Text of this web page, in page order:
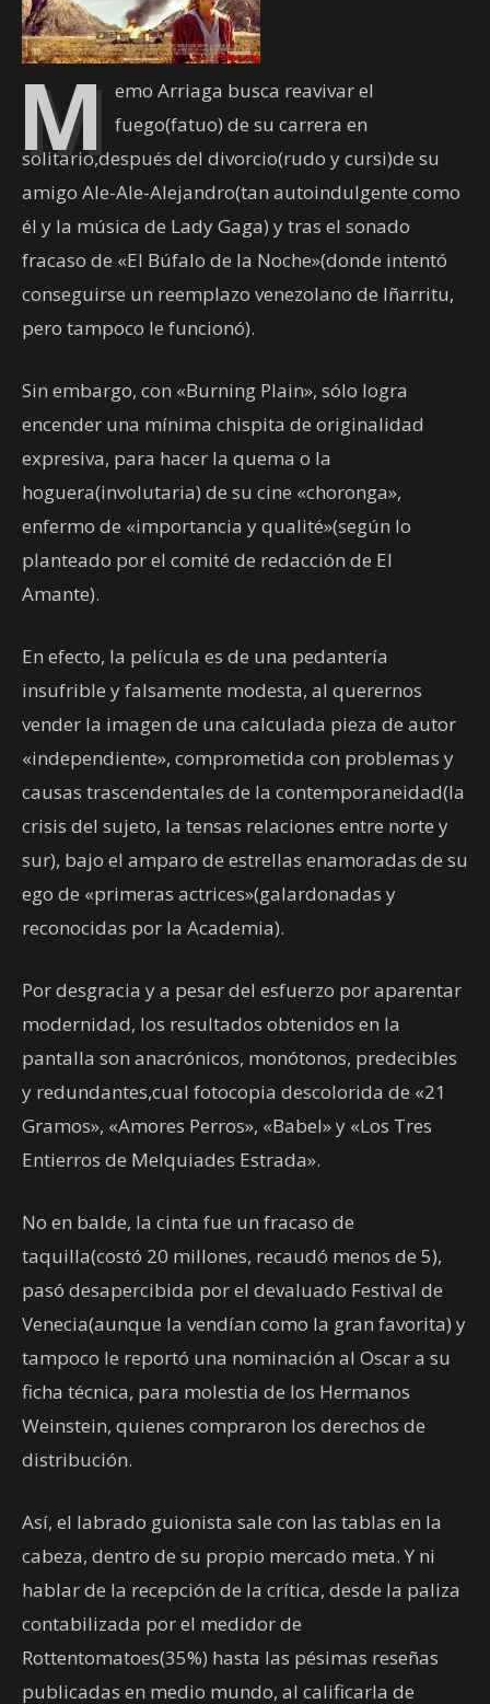
M emo Arriaga busca reavivar el
fuego(fatuo) de su carrera en
solitario,después del divorcio(rudo y cursi)de su
amigo Ale-Ale-Alejandro(tan autoindulgente como
él y la música de Lady Gaga) y tras el sonado
fracaso de «El Búfalo de la Noche»(donde intentó
conseguirse un reemplazo venezolano de Iñarritu,
pero tampoco le funcionó).
Sin embargo, con «Burning Plain», sólo logra
encender una mínima chispita de originalidad
expresiva, para hacer la quema o la
hoguera(involutaria) de su cine «choronga»,
enfermo de «importancia y qualité»(según lo
planteado por el comité de redacción de El
Amante).
En efecto, la película es de una pedantería
insufrible y falsamente modesta, al querernos
vender la imagen de una calculada pieza de autor
«independiente», comprometida con problemas y
causas trascendentales de la contemporaneidad(la
crisis del sujeto, la tensas relaciones entre norte y
sur), bajo el amparo de estrellas enamoradas de su
ego de «primeras actrices»(galardonadas y
reconocidas por la Academia).
Por desgracia y a pesar del esfuerzo por aparentar
modernidad, los resultados obtenidos en la
pantalla son anacrónicos, monótonos, predecibles
y redundantes,cual fotocopia descolorida de «21
Gramos», «Amores Perros», «Babel» y «Los Tres
Entierros de Melquiades Estrada».
No en balde, la cinta fue un fracaso de
taquilla(costó 20 millones, recaudó menos de 5),
pasó desapercibida por el devaluado Festival de
Venecia(aunque la vendían como la gran favorita) y
tampoco le reportó una nominación al Oscar a su
ficha técnica, para molestia de los Hermanos
Weinstein, quienes compraron los derechos de
distribución.
Así, el labrado guionista sale con las tablas en la
cabeza, dentro de su propio mercado meta. Y ni
hablar de la recepción de la crítica, desde la paliza
contabilizada por el medidor de
Rottentomatoes(35%) hasta las pésimas reseñas
publicadas en medio mundo, al calificarla de